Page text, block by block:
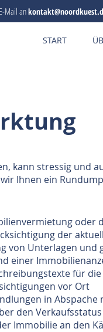
Mail an
START
kann stressig und
Ihnen ein
oder
der
von Unterlagen und
einer
für
vor Ort
in Abspache
den
Immobilie​ an den